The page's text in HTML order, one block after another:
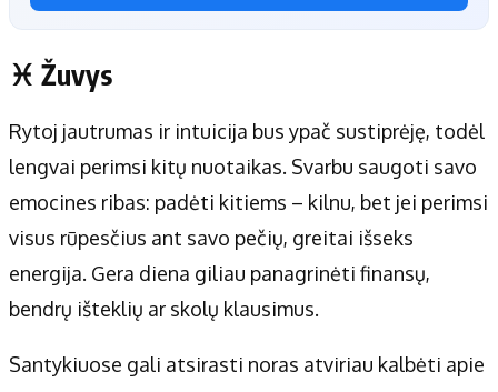
♓ Žuvys
Rytoj jautrumas ir intuicija bus ypač sustiprėję, todėl
lengvai perimsi kitų nuotaikas. Svarbu saugoti savo
emocines ribas: padėti kitiems – kilnu, bet jei perimsi
visus rūpesčius ant savo pečių, greitai išseks
energija. Gera diena giliau panagrinėti finansų,
bendrų išteklių ar skolų klausimus.
Santykiuose gali atsirasti noras atviriau kalbėti apie